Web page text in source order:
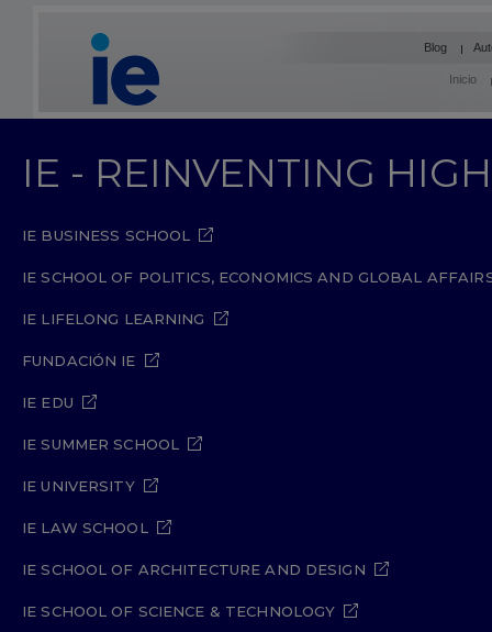
Blog
Inicio
IE - REINVENTING
IE BUSINESS SCHOOL
IE SCHOOL OF POLITICS, ECONOMICS AND GLOBAL
IE LIFELONG LEARNING
FUNDACIÓN IE
IE EDU
IE SUMMER SCHOOL
IE UNIVERSITY
IE LAW SCHOOL
IE SCHOOL OF ARCHITECTURE AND DESIGN
IE SCHOOL OF SCIENCE & TECHNOLOGY